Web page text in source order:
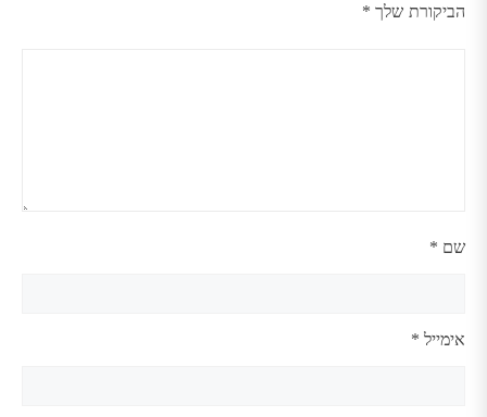
הביקורת שלך *
שם *
אימייל *